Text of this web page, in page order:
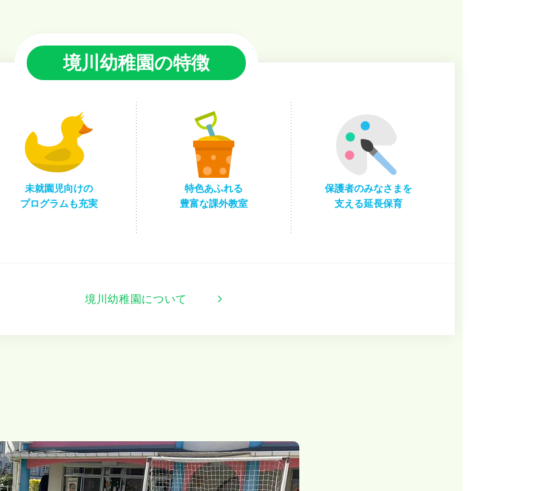
境川幼稚園の特徴
未就園児向けの
プログラムも充実
特色あふれる
豊富な課外教室
保護者のみなさまを
支える延長保育
境川幼稚園について